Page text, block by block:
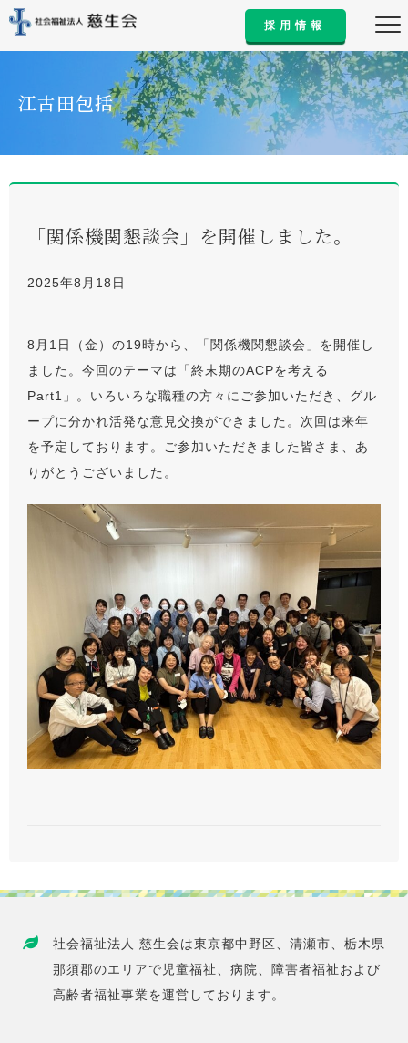
採用情報
江古田包括
「関係機関懇談会」を開催しました。
2025年8月18日
8月1日（金）の19時から、「関係機関懇談会」を開催し
ました。今回のテーマは「終末期のACPを考える
Part1」。いろいろな職種の方々にご参加いただき、グル
ープに分かれ活発な意見交換ができました。次回は来年
を予定しております。ご参加いただきました皆さま、あ
りがとうございました。
社会福祉法人 慈生会は東京都中野区、清瀬市、栃木県
那須郡のエリアで児童福祉、病院、障害者福祉および
高齢者福祉事業を運営しております。